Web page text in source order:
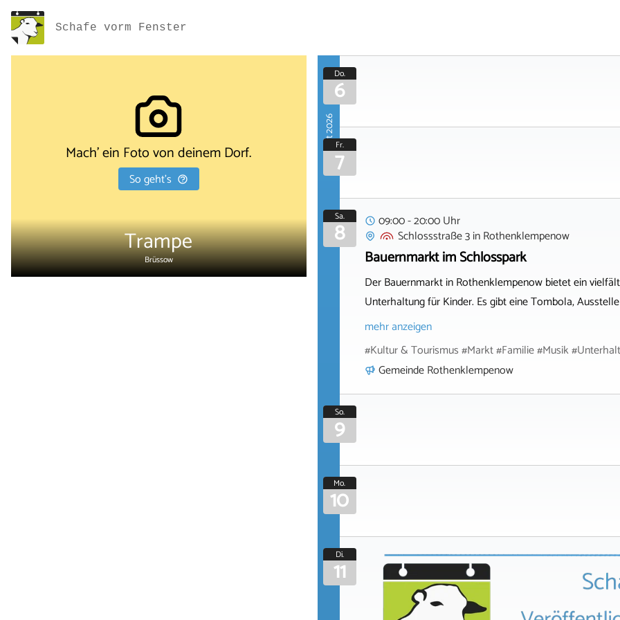
Schafe vorm Fenster
Mach' ein Foto von deinem Dorf.
So geht's
Trampe
Brüssow
August 2026
Do.
6
Fr.
7
Sa.
8
09:00 - 20:00 Uhr
Schlossstraße 3inRothenklempenow
Bauernmarkt im Schlosspark
Der Bauernmarkt in Rothenklempenow bietet ein
Unterhaltung für Kinder. Es gibt eine Tombola,
mehr anzeigen
#Kultur & Tourismus #Markt #Familie #Musik
Gemeinde Rothenklempenow
So.
9
Mo.
10
Di.
11